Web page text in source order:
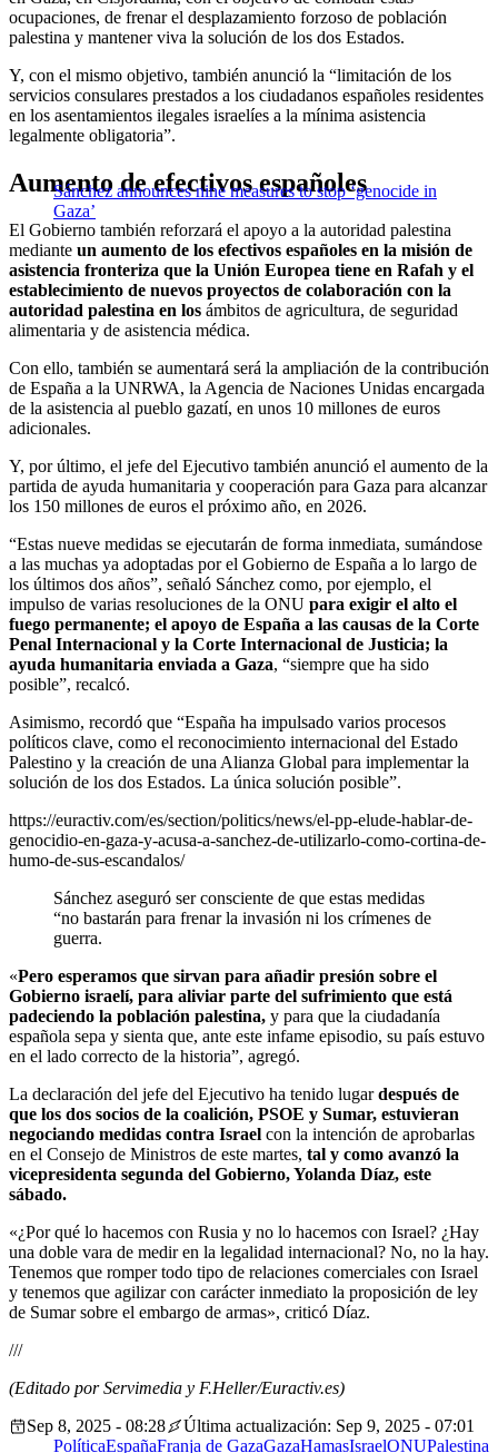
ocupaciones, de frenar el desplazamiento forzoso de población
palestina y mantener viva la solución de los dos Estados.
Y, con el mismo objetivo, también anunció la “limitación de los
servicios consulares prestados a los ciudadanos españoles residentes
en los asentamientos ilegales israelíes a la mínima asistencia
legalmente obligatoria”.
Sánchez announces nine measures to stop ‘genocide in
Gaza’
Aumento de efectivos españoles
El Gobierno también reforzará el apoyo a la autoridad palestina
mediante un aumento de los efectivos españoles en la misión de
asistencia fronteriza que la Unión Europea tiene en Rafah y el
establecimiento de nuevos proyectos de colaboración con la
autoridad palestina en los ámbitos de agricultura, de seguridad
alimentaria y de asistencia médica.
Con ello, también se aumentará será la ampliación de la contribución
de España a la UNRWA, la Agencia de Naciones Unidas encargada
de la asistencia al pueblo gazatí, en unos 10 millones de euros
adicionales.
Y, por último, el jefe del Ejecutivo también anunció el aumento de la
partida de ayuda humanitaria y cooperación para Gaza para alcanzar
los 150 millones de euros el próximo año, en 2026.
“Estas nueve medidas se ejecutarán de forma inmediata, sumándose
a las muchas ya adoptadas por el Gobierno de España a lo largo de
los últimos dos años”, señaló Sánchez como, por ejemplo, el
impulso de varias resoluciones de la ONU para exigir el alto el
fuego permanente; el apoyo de España a las causas de la Corte
Penal Internacional y la Corte Internacional de Justicia; la
ayuda humanitaria enviada a Gaza, “siempre que ha sido
posible”, recalcó.
Asimismo, recordó que “España ha impulsado varios procesos
políticos clave, como el reconocimiento internacional del Estado
Palestino y la creación de una Alianza Global para implementar la
solución de los dos Estados. La única solución posible”.
https://euractiv.com/es/section/politics/news/el-pp-elude-hablar-de-
genocidio-en-gaza-y-acusa-a-sanchez-de-utilizarlo-como-cortina-de-
humo-de-sus-escandalos/
Sánchez aseguró ser consciente de que estas medidas
“no bastarán para frenar la invasión ni los crímenes de
guerra.
«Pero esperamos que sirvan para añadir presión sobre el
Gobierno israelí, para aliviar parte del sufrimiento que está
padeciendo la población palestina, y para que la ciudadanía
española sepa y sienta que, ante este infame episodio, su país estuvo
en el lado correcto de la historia”, agregó.
La declaración del jefe del Ejecutivo ha tenido lugardespués de
que los dos socios de la coalición, PSOE y Sumar, estuvieran
negociando medidas contra Israel con la intención de aprobarlas
en el Consejo de Ministros de este martes, tal y como avanzó la
vicepresidenta segunda del Gobierno, Yolanda Díaz, este
sábado.
«¿Por qué lo hacemos con Rusia y no lo hacemos con Israel? ¿Hay
una doble vara de medir en la legalidad internacional? No, no la hay.
Tenemos que romper todo tipo de relaciones comerciales con Israel
y tenemos que agilizar con carácter inmediato la proposición de ley
de Sumar sobre el embargo de armas», criticó Díaz.
///
(Editado por Servimedia y F.Heller/Euractiv.es)
Sep 8, 2025 - 08:28
Última actualización: Sep 9, 2025 - 07:01
PolíticaEspañaFranja de GazaGazaHamasIsraelONUPalestina